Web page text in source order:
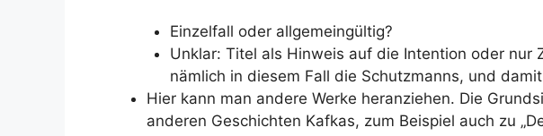
Einzelfall oder allgemeingültig?
Unklar: Titel als Hinweis auf die Intention oder nur
nämlich in diesem Fall die Schutzmanns, und
Hier kann man andere Werke heranziehen. Die
anderen Geschichten Kafkas, zum Beispiel auch zu